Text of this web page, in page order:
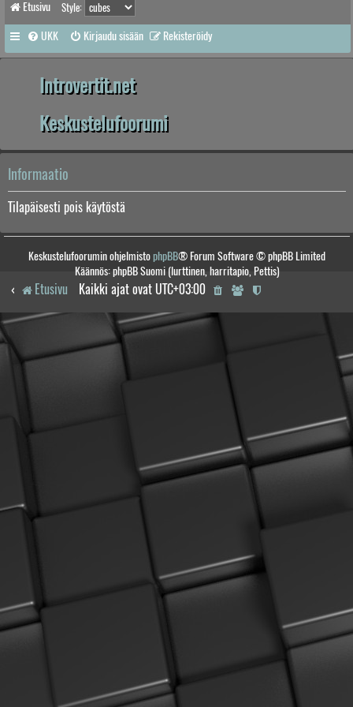
Etusivu Style:
UKK Kirjaudu sisään Rekisteröidy
Introvertit.net
Keskustelufoorumi
Informaatio
Tilapäisesti pois käytöstä
Keskustelufoorumin ohjelmistophpBB® Forum Software © phpBB Limited
Käännös: phpBB Suomi (lurttinen, harritapio, Pettis)
Etusivu Kaikki ajat ovat UTC+03:00